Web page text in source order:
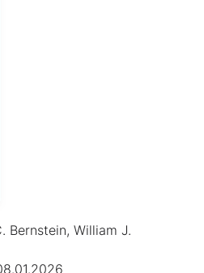
Bernstein, William J.